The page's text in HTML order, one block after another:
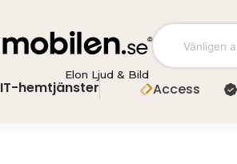
Elon Ljud & Bild
IT-hemtjänster Access